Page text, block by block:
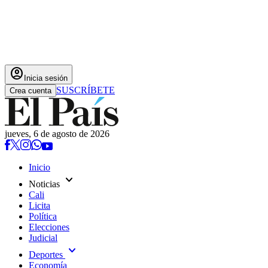
account_circle Inicia sesión
Crea cuenta SUSCRÍBETE
jueves, 6 de agosto de 2026
Inicio
Noticias expand_more
Cali
Licita
Política
Elecciones
Judicial
Deportes expand_more
Economía